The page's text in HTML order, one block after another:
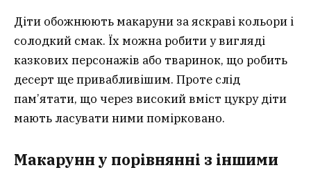
Діти обожнюють макаруни за яскраві кольори і
солодкий смак. Їх можна робити у вигляді
казкових персонажів або тваринок, що робить
десерт ще привабливішим. Проте слід
пам’ятати, що через високий вміст цукру діти
мають ласувати ними помірковано.
Макарунн у порівнянні з іншими